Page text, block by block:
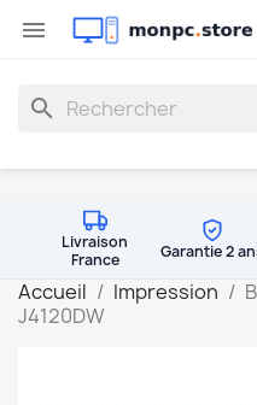

search
Livraison
France
Garantie 2
Accueil Impression
J4120DW